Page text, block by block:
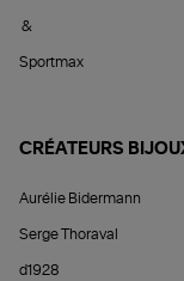
&
Sportmax
CRÉATEURS
Aurélie Bidermann
Serge Thoraval
d1928